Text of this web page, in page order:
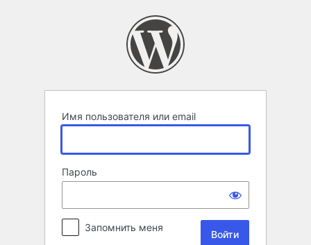
Имя пользователя или email
Пароль
Запомнить меня